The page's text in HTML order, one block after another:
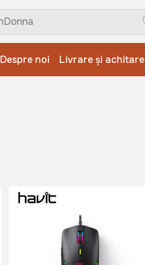
Despre noi Livrare și achitare